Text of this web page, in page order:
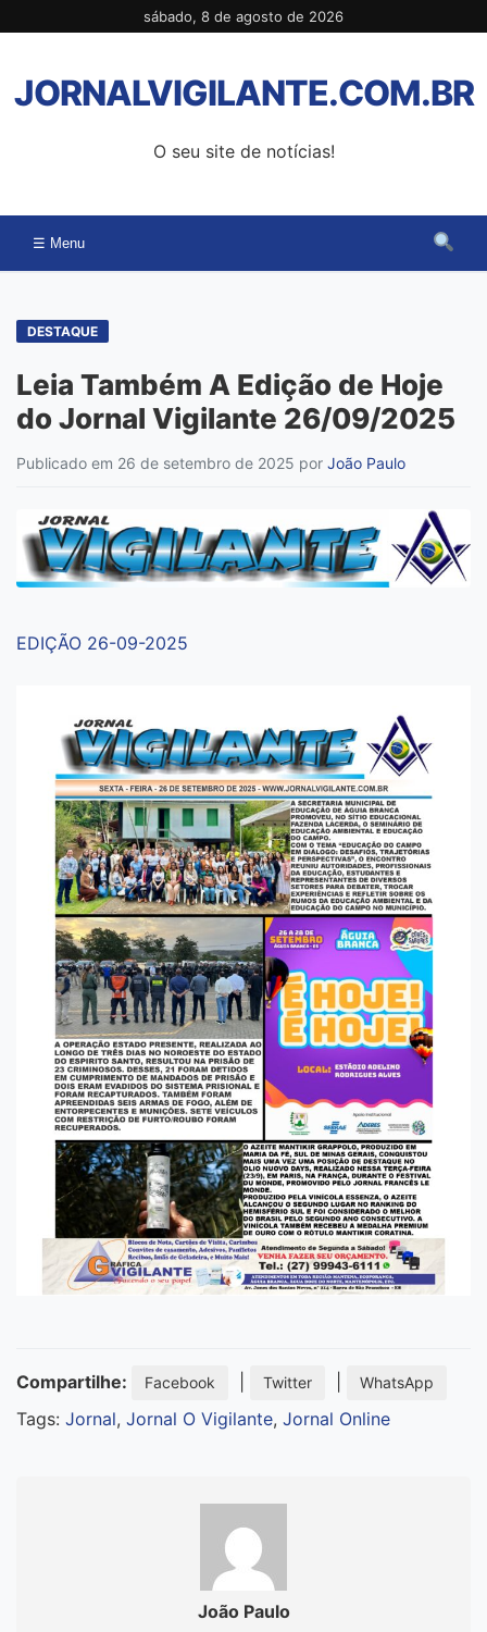
para
conteúdo
sábado, 8 de agosto de 2026
JORNALVIGILANTE.COM.BR
O seu site de notícias!
☰ Menu
DESTAQUE
Leia Também A Edição de Hoje
do Jornal Vigilante 26/09/2025
Publicado em 26 de setembro de 2025 por João Paulo
EDIÇÃO 26-09-2025
Compartilhe: Facebook Twitter WhatsApp
Tags: Jornal, Jornal O Vigilante, Jornal Online
João Paulo